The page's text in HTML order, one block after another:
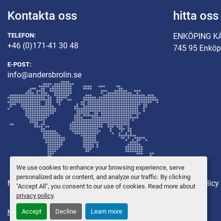
We use cookies to enhance your browsing experience, serve
personalized ads or content, and analyze our traffic. By clicking
"Accept All", you consent to our use of cookies. Read more about
privacy policy.
Accept Decline Learn more
Kontakta oss
TELEFON:
+46 (0)171-41 30 48
E-POST:
info@andersbrolin.se
hitta oss
ENKÖPING
745 95
Maskiner Övriga utrustning Reservdelar Integritetspolicy
Manage Cookies © Copyright Anders Brolin AB